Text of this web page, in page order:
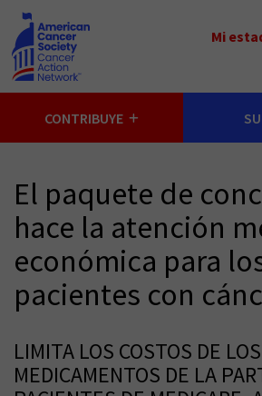
Skip to main content
Mi
Select
CONTRIBUYE
El paquete de
hace la atención
económica para
pacientes con
LIMITA LOS COSTOS DE LOS
MEDICAMENTOS DE LA